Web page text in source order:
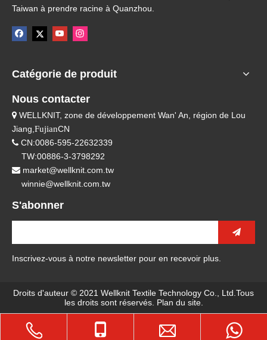
Taiwan à prendre racine à Quanzhou.
Catégorie de produit
Nous contacter
 WELLKNIT, zone de développement Wan' An, région de Lou
Jiang, FujianCN
 CN:0086-595-22632339
TW:00886-3-3798292
 market@wellknit.com.tw
winnie@wellknit.com.tw
S'abonner
Inscrivez-vous à notre newsletter pour en recevoir plus.
Droits d'auteur © 2021 Wellknit Textile Technology Co., Ltd.Tous
les droits sont réservés. Plan du site.